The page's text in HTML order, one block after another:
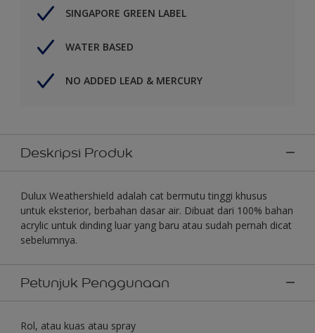
SINGAPORE GREEN LABEL
WATER BASED
NO ADDED LEAD & MERCURY
Deskripsi Produk
Dulux Weathershield adalah cat bermutu tinggi khusus
untuk eksterior, berbahan dasar air. Dibuat dari 100% bahan
acrylic untuk dinding luar yang baru atau sudah pernah dicat
sebelumnya.
Petunjuk Penggunaan
Rol, atau kuas atau spray